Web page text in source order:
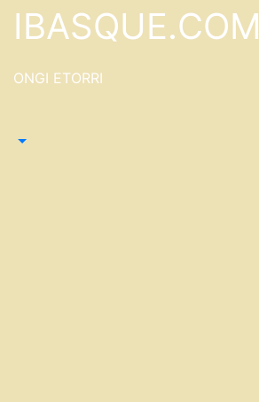
Saltar
IBASQUE.COM
ONGI ETORRI